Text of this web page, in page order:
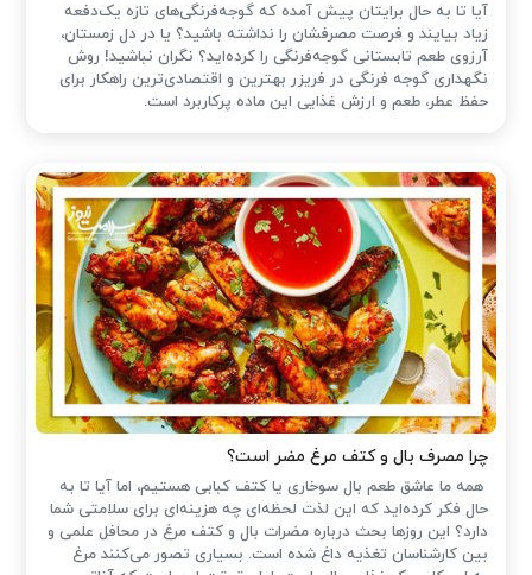
آیا تا به حال برایتان پیش آمده که گوجه‌فرنگی‌های تازه یک‌دفعه
زیاد بیایند و فرصت مصرفشان را نداشته باشید؟ یا در دل زمستان،
آرزوی طعم تابستانی گوجه‌فرنگی را کرده‌اید؟ نگران نباشید! روش
نگهداری گوجه فرنگی در فریزر بهترین و اقتصادی‌ترین راهکار برای
حفظ عطر، طعم و ارزش غذایی این ماده پرکاربرد است.
چرا مصرف بال و کتف مرغ مضر است؟
همه ما عاشق طعم بال سوخاری یا کتف کبابی هستیم، اما آیا تا به
حال فکر کرده‌اید که این لذت لحظه‌ای چه هزینه‌ای برای سلامتی شما
دارد؟ این روزها بحث درباره مضرات بال و کتف مرغ در محافل علمی و
بین کارشناسان تغذیه داغ شده است. بسیاری تصور می‌کنند مرغ